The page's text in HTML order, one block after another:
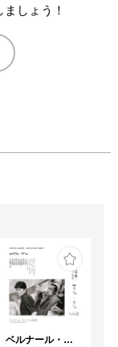
しょう！
ベルナール・ビュフェと写真 ーカメラがとらえたビュフェとその時代、そして21 世紀へ